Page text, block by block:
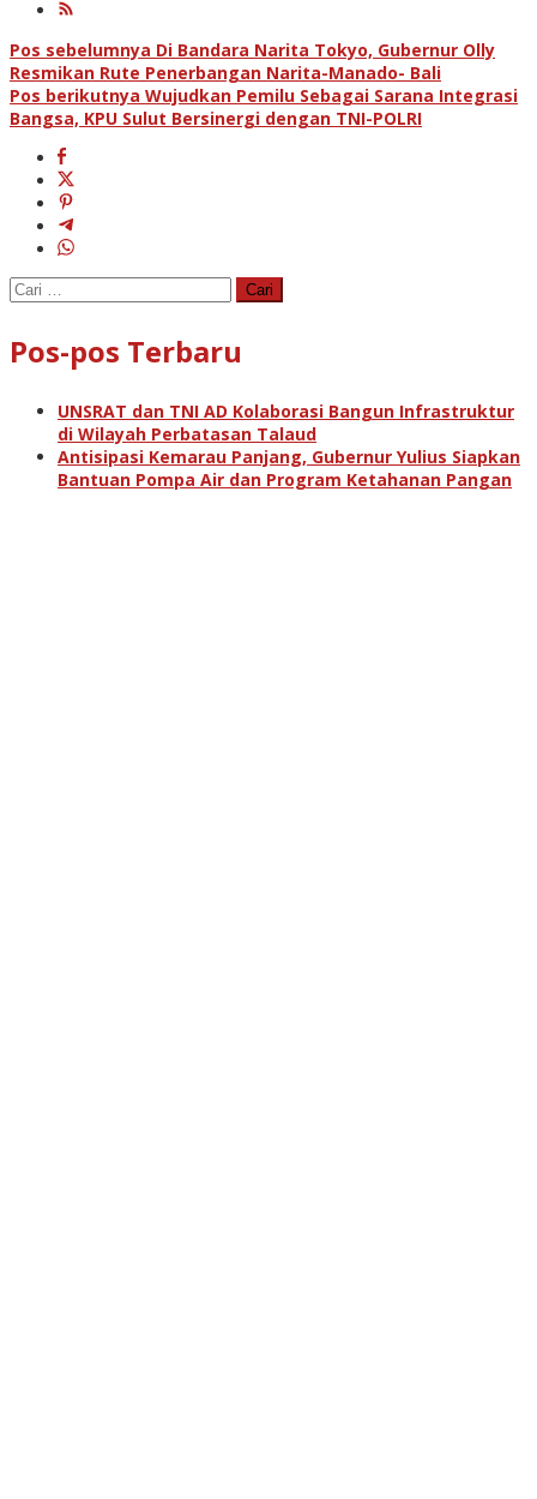
Navigasi
pos
Pos sebelumnya Di Bandara Narita Tokyo, Gubernur Olly
Resmikan Rute Penerbangan Narita-Manado- Bali
Pos berikutnya Wujudkan Pemilu Sebagai Sarana Integrasi
Bangsa, KPU Sulut Bersinergi dengan TNI-POLRI
Cari
untuk:
Pos-pos Terbaru
UNSRAT dan TNI AD Kolaborasi Bangun Infrastruktur
di Wilayah Perbatasan Talaud
Antisipasi Kemarau Panjang, Gubernur Yulius Siapkan
Bantuan Pompa Air dan Program Ketahanan Pangan